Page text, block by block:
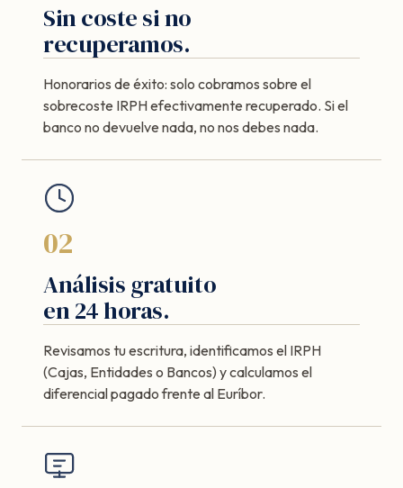
Sin coste si no
recuperamos.
Honorarios de éxito: solo cobramos sobre el
sobrecoste IRPH efectivamente recuperado. Si el
banco no devuelve nada, no nos debes nada.
02
Análisis gratuito
en 24 horas.
Revisamos tu escritura, identificamos el IRPH
(Cajas, Entidades o Bancos) y calculamos el
diferencial pagado frente al Euríbor.